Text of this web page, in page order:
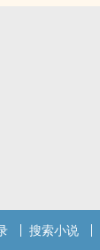
搜索小说